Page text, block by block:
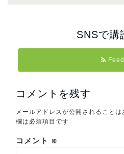
SNSで購
コメントを残す
メールアドレスが公開されることは
欄は必須項目です
コメント ※